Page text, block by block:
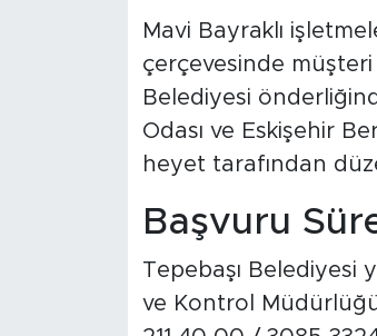
Mavi Bayraklı
çerçevesinde müşteri
Belediyesi
Odası ve Eskişehir
heyet tarafından
Başvuru
Tepebaşı Belediyesi
ve Kontrol